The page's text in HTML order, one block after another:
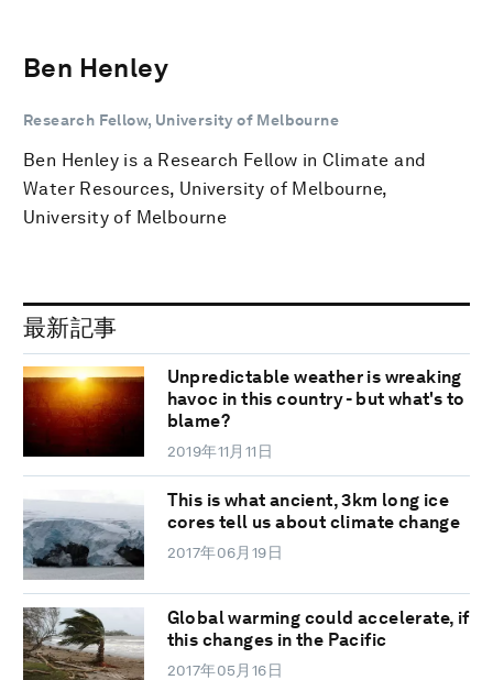
Ben Henley
Research Fellow, University of Melbourne
Ben Henley is a Research Fellow in Climate and
Water Resources, University of Melbourne,
University of Melbourne
最新記事
Unpredictable weather is wreaking
havoc in this country - but what's to
blame?
2019年11月11日
This is what ancient, 3km long ice
cores tell us about climate change
2017年06月19日
Global warming could accelerate, if
this changes in the Pacific
2017年05月16日